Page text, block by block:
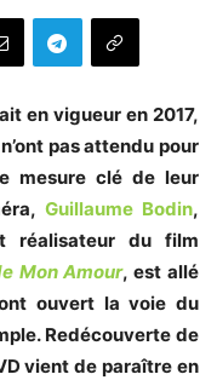
en vigueur en 2017,
pas attendu pour
mesure clé de leur
Guillaume Bodin,
réalisateur du film
Mon Amour, est allé
ouvert la voie du
Redécouverte de
vient de paraître en